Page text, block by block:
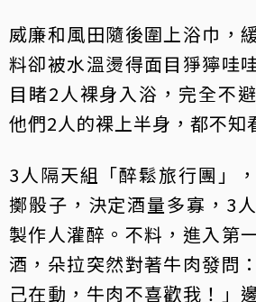
威廉和風田隨後圍上浴巾，
料卻被水溫燙得面目猙獰哇
目睹2人裸身入浴，完全不
他們2人的裸上半身，都不知
3人隔天組「醉鬆旅行團」
擲骰子，決定酒量多寡，3
製作人灌醉。不料，進入第
酒，朵拉突然對著牛肉發問
己在動，牛肉不喜歡我！」